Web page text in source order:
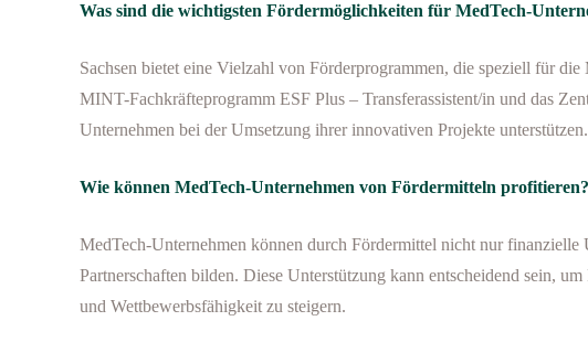
Was sind die wichtigsten Fördermöglichkeiten für MedTech-
Sachsen bietet eine Vielzahl von Förderprogrammen, die speziell für
MINT-Fachkräfteprogramm ESF Plus – Transferassistent/in und das
Unternehmen bei der Umsetzung ihrer innovativen Projekte unterstützen.
Wie können MedTech-Unternehmen von Fördermitteln profitieren?
MedTech-Unternehmen können durch Fördermittel nicht nur
Partnerschaften bilden. Diese Unterstützung kann entscheidend sein,
und Wettbewerbsfähigkeit zu steigern.